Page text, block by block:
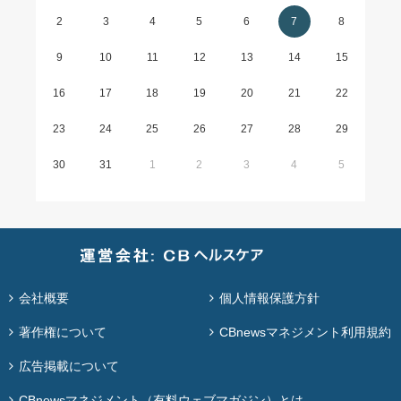
2 3 4 5 6 7 8
9 10 11 12 13 14 15
16 17 18 19 20 21 22
23 24 25 26 27 28 29
30 31 1 2 3 4 5
会社概要 個人情報保護方針
著作権について CBnewsマネジメント利用規約
広告掲載について